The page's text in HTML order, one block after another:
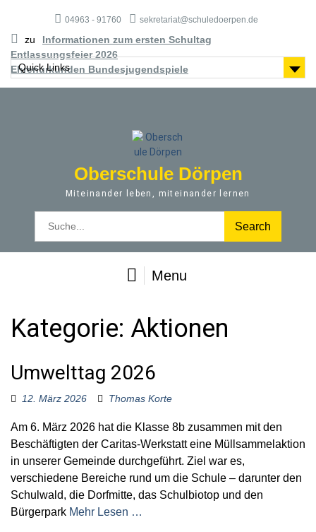
04963 - 91760 sekretariat@schuledoerpen.de
zu
Informationen zum ersten Schultag
Entlassungsfeier 2026
Ehrenurkunden Bundesjugendspiele
Quick Links
Oberschule Dörpen
Miteinander leben, miteinander lernen
o
r
Menu
Kategorie: Aktionen
Umwelttag 2026
12. März 2026 Thomas Korte
Am 6. März 2026 hat die Klasse 8b zusammen mit den
Beschäftigten der Caritas-Werkstatt eine Müllsammelaktion
in unserer Gemeinde durchgeführt. Ziel war es,
verschiedene Bereiche rund um die Schule – darunter den
Schulwald, die Dorfmitte, das Schulbiotop und den
Bürgerpark Mehr Lesen …